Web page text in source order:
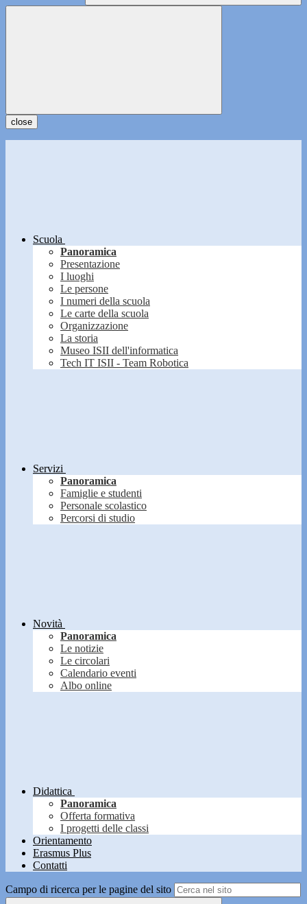
close
Scuola
Panoramica
Presentazione
I luoghi
Le persone
I numeri della scuola
Le carte della scuola
Organizzazione
La storia
Museo ISII dell'informatica
Tech IT ISII - Team Robotica
Servizi
Panoramica
Famiglie e studenti
Personale scolastico
Percorsi di studio
Novità
Panoramica
Le notizie
Le circolari
Calendario eventi
Albo online
Didattica
Panoramica
Offerta formativa
I progetti delle classi
Orientamento
Erasmus Plus
Contatti
Campo di ricerca per le pagine del sito